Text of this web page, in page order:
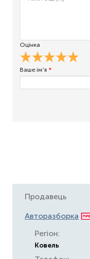
Оцінка
Ваше ім'я *
Продавець
Авторазборка
Регіон:
Ковель